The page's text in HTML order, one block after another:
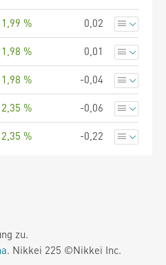
% 0,02
% 0,01
% -0,04
% -0,06
% -0,22
zu.
. Nikkei 225 ©Nikkei Inc.